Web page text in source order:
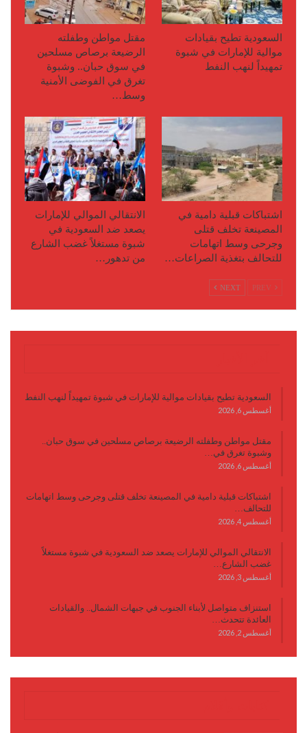
السعودية تطيح بقيادات
موالية للإمارات في شبوة
تمهيداً لنهب النفط
مقتل مواطن وطفلته
الرضيعة برصاص مسلحين
في سوق حبان.. وشبوة
تغرق في الفوضى الأمنية
وسط…
اشتباكات قبلية دامية في
المصينعة تخلف قتلى
وجرحى وسط اتهامات
للتحالف بتغذية الصراعات…
الانتقالي الموالي للإمارات
يصعد ضد السعودية في
شبوة مستغلاً غضب الشارع
من تدهور…
NEXT
السعودية تطيح بقيادات موالية للإمارات في شبوة تمهيداً لنهب النفط
أغسطس 6, 2026
مقتل مواطن وطفلته الرضيعة برصاص مسلحين في سوق حبان..
وشبوة تغرق في…
أغسطس 6, 2026
اشتباكات قبلية دامية في المصينعة تخلف قتلى وجرحى وسط اتهامات
للتحالف…
أغسطس 4, 2026
الانتقالي الموالي للإمارات يصعد ضد السعودية في شبوة مستغلاً
غضب الشارع…
أغسطس 3, 2026
استنزاف متواصل لأبناء الجنوب في جبهات الشمال.. والقيادات
العائدة تتحدث…
أغسطس 2, 2026